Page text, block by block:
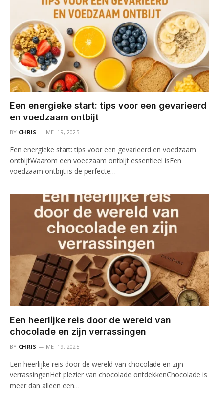
Een energieke start: tips voor een gevarieerd
en voedzaam ontbijt
BY CHRIS MEI 19, 2025
Een energieke start: tips voor een gevarieerd en voedzaam
ontbijtWaarom een voedzaam ontbijt essentieel isEen
voedzaam ontbijt is de perfecte…
Een heerlijke reis door de wereld van
chocolade en zijn verrassingen
BY CHRIS MEI 19, 2025
Een heerlijke reis door de wereld van chocolade en zijn
verrassingenHet plezier van chocolade ontdekkenChocolade is
meer dan alleen een…